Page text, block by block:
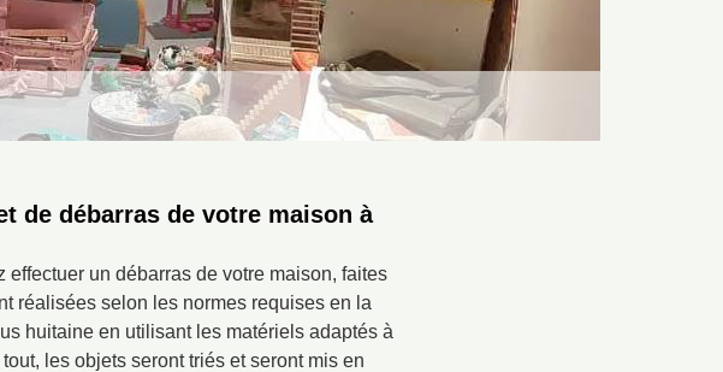
de débarras de votre maison à
un débarras de votre maison, faites
réalisées selon les normes requises en la
huitaine en utilisant les matériels adaptés à
les objets seront triés et seront mis en